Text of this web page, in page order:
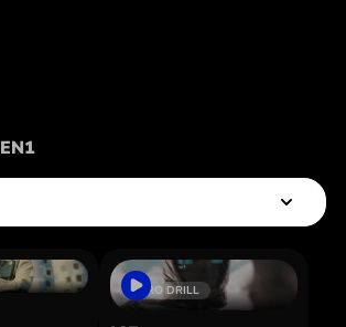
AFRO DRILL